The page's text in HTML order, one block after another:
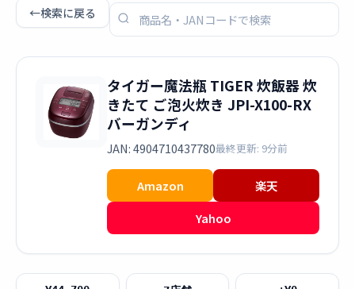
←検索に戻る
タイガー魔法瓶 TIGER 炊飯器 炊
きたて ご泡火炊き JPI-X100-RX
バーガンディ
JAN: 4904710437780最終更新: 9分前
Amazon
楽天
Yahoo